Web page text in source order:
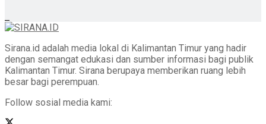
Sirana.id adalah media lokal di Kalimantan Timur yang hadir
dengan semangat edukasi dan sumber informasi bagi publik
Kalimantan Timur. Sirana berupaya memberikan ruang lebih
besar bagi perempuan.
Follow sosial media kami: